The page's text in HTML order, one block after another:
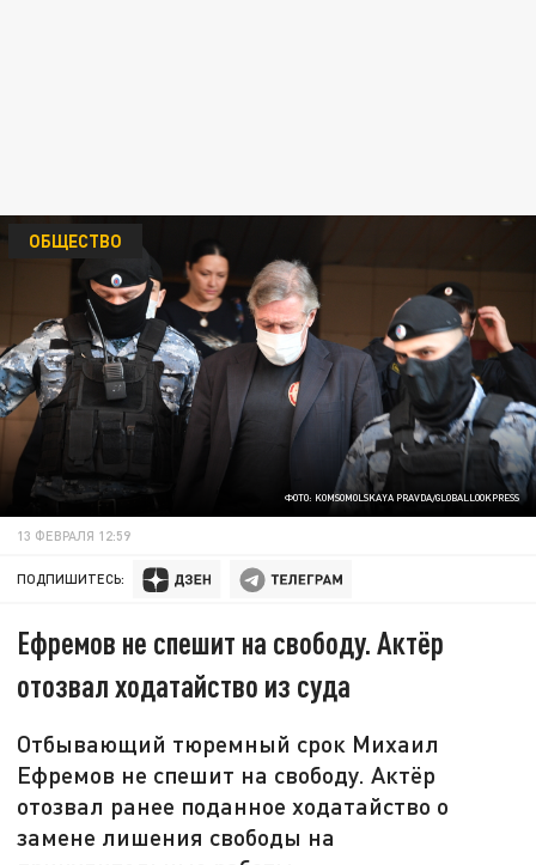
ФОТО: KOMSOMOLSKAYA PRAVDA/GLOBALLOOKPRESS
ОБЩЕСТВО
13 ФЕВРАЛЯ 12:59
ПОДПИШИТЕСЬ:
Ефремов не спешит на свободу. Актёр
отозвал ходатайство из суда
Отбывающий тюремный срок Михаил
Ефремов не спешит на свободу. Актёр
отозвал ранее поданное ходатайство о
замене лишения свободы на